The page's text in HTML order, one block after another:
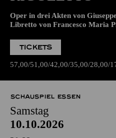
WIEDERAUFNAHME
RIGO­LETTO
Oper in drei Akten von
Libretto von Francesco Maria
57,00 51,00 42,00 35,00
SCHAUSPIEL ESSEN